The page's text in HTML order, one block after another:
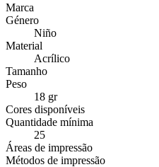
Marca
Género
Niño
Material
Acrílico
Tamanho
Peso
18 gr
Cores disponíveis
Quantidade mínima
25
Áreas de impressão
Métodos de impressão